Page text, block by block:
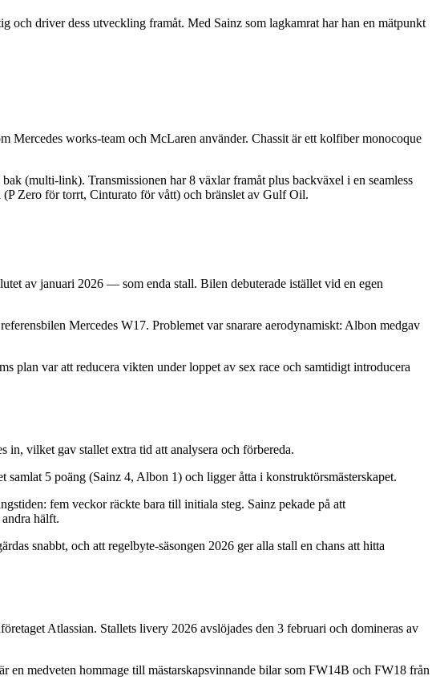
driver dess utveckling framåt. Med Sainz som lagkamrat har han en mätpunkt
works-team och McLaren använder. Chassit är ett kolfiber monocoque
(multi-link). Transmissionen har 8 växlar framåt plus backväxel i en seamless
Zero för torrt, Cinturato för vått) och bränslet av Gulf Oil.
av januari 2026 — som enda stall. Bilen debuterade istället vid en egen
Mercedes W17. Problemet var snarare aerodynamiskt: Albon medgav
plan var att reducera vikten under loppet av sex race och samtidigt introducera
in, vilket gav stallet extra tid att analysera och förbereda.
5 poäng (Sainz 4, Albon 1) och ligger åtta i konstruktörsmästerskapet.
fem veckor räckte bara till initiala steg. Sainz pekade på att
hälft.
snabbt, och att regelbyte-säsongen 2026 ger alla stall en chans att hitta
Atlassian. Stallets livery 2026 avslöjades den 3 februari och domineras av
en medveten hommage till mästarskapsvinnande bilar som FW14B och FW18 från